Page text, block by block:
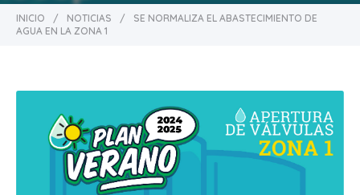
INICIO / NOTICIAS /
SE NORMALIZA EL ABASTECIMIENTO DE
AGUA EN LA ZONA 1